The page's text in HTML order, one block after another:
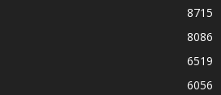
8715
8086
6519
6056